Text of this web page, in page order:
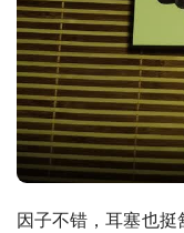
因子不错，耳塞也挺